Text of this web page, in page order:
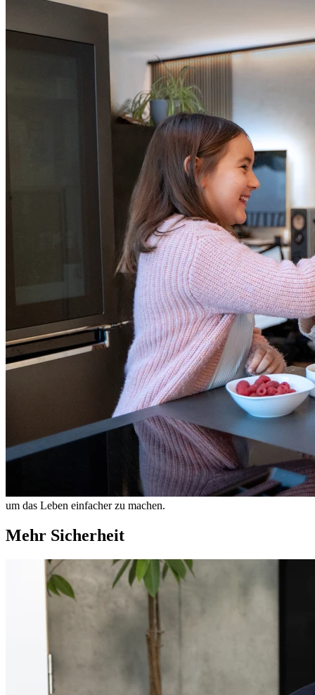
um das Leben einfacher zu machen.
Mehr Sicherheit